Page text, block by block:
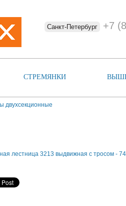
Санкт-Петербург +7
СТРЕМЯНКИ
двухсекционные